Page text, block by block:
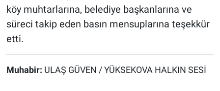
köy muhtarlarına, belediye başkanlarına ve
süreci takip eden basın mensuplarına teşekkür
etti.
Muhabir: ULAŞ GÜVEN / YÜKSEKOVA HALKIN SESİ